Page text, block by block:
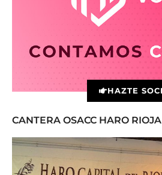
HAZTE
CANTERA OSACC HARO